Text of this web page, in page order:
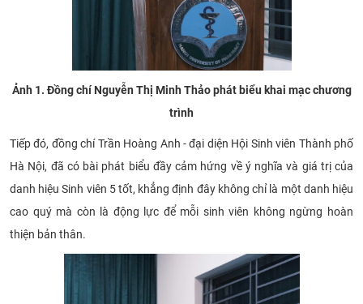
Ảnh 1. Đồng chí Nguyễn Thị Minh Thảo phát biểu khai mạc chương
trình
Tiếp đó, đồng chí Trần Hoàng Anh - đại diện Hội Sinh viên Thành phố
Hà Nội, đã có bài phát biểu đầy cảm hứng về ý nghĩa và giá trị của
danh hiệu Sinh viên 5 tốt, khẳng định đây không chỉ là một danh hiệu
cao quý mà còn là động lực để mỗi sinh viên không ngừng hoàn
thiện bản thân.